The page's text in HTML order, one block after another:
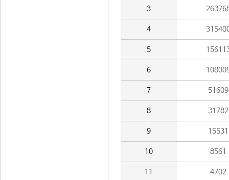
3
4
5
6
7 51609
8 31782
9 15531
10 8561
11 4702